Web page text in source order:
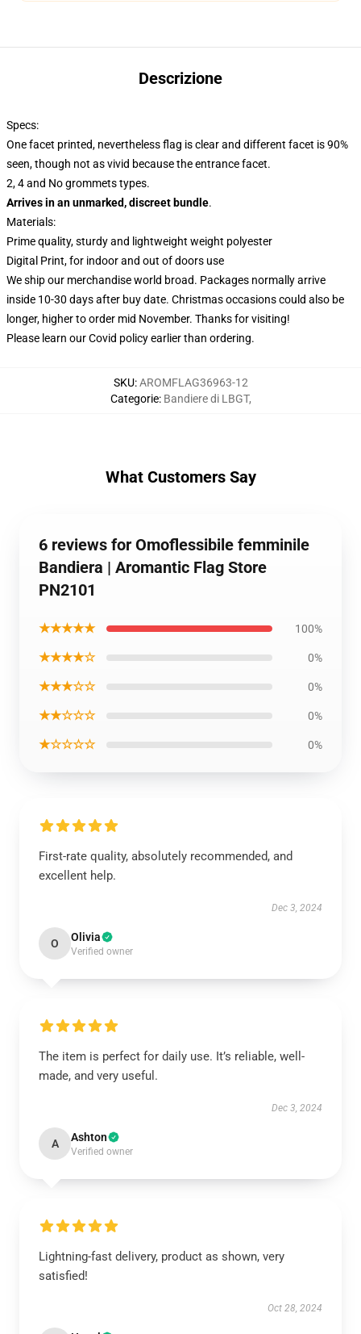
Descrizione
Specs:
One facet printed, nevertheless flag is clear and different facet is 90%
seen, though not as vivid because the entrance facet.
2, 4 and No grommets types.
Arrives in an unmarked, discreet bundle.
Materials:
Prime quality, sturdy and lightweight weight polyester
Digital Print, for indoor and out of doors use
We ship our merchandise world broad. Packages normally arrive
inside 10-30 days after buy date. Christmas occasions could also be
longer, higher to order mid November. Thanks for visiting!
Please learn our Covid policyearlier than ordering.
SKU:AROMFLAG36963-12
Categorie: Bandiere di LBGT,
What Customers Say
6 reviews for Omoflessibile femminile
Bandiera | Aromantic Flag Store
PN2101
★★★★★ 100%
★★★★☆ 0%
★★★☆☆ 0%
★★☆☆☆ 0%
★☆☆☆☆ 0%
First-rate quality, absolutely recommended, and
excellent help.
Dec 3, 2024
O Olivia
Verified owner
The item is perfect for daily use. It’s reliable, well-
made, and very useful.
Dec 3, 2024
A Ashton
Verified owner
Lightning-fast delivery, product as shown, very
satisfied!
Oct 28, 2024